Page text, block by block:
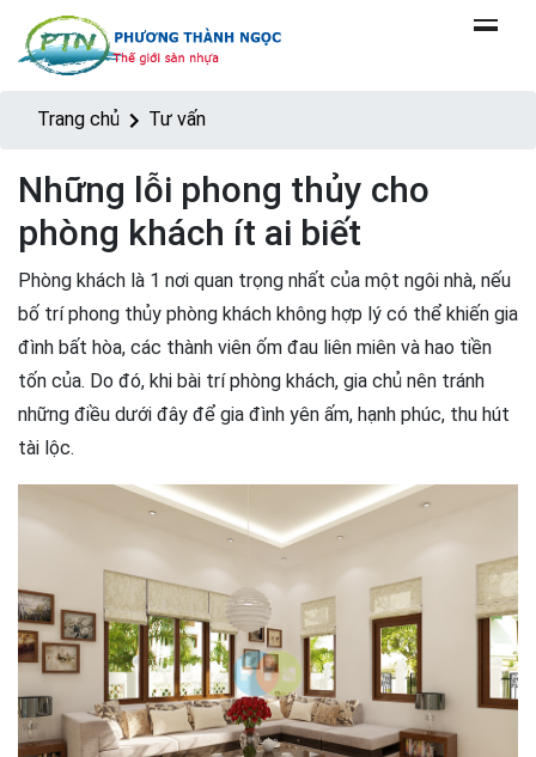
Trang chủ Tư vấn
Những lỗi phong thủy cho
phòng khách ít ai biết
Phòng khách là 1 nơi quan trọng nhất của một ngôi nhà, nếu
bố trí phong thủy phòng khách không hợp lý có thể khiến gia
đình bất hòa, các thành viên ốm đau liên miên và hao tiền
tốn của. Do đó, khi bài trí phòng khách, gia chủ nên tránh
những điều dưới đây để gia đình yên ấm, hạnh phúc, thu hút
tài lộc.